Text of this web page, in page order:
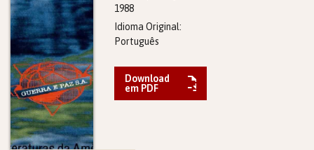
1988
Idioma Original:
Português
Download
em PDF